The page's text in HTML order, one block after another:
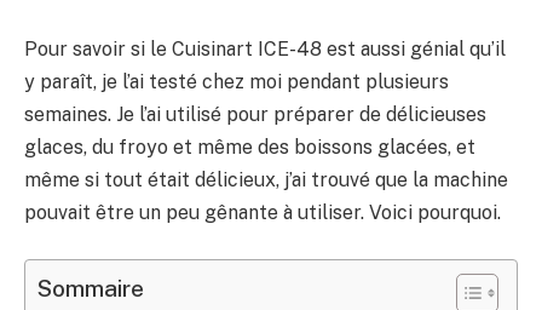
Pour savoir si le Cuisinart ICE-48 est aussi génial qu’il
y paraît, je l’ai testé chez moi pendant plusieurs
semaines. Je l’ai utilisé pour préparer de délicieuses
glaces, du froyo et même des boissons glacées, et
même si tout était délicieux, j’ai trouvé que la machine
pouvait être un peu gênante à utiliser. Voici pourquoi.
Sommaire